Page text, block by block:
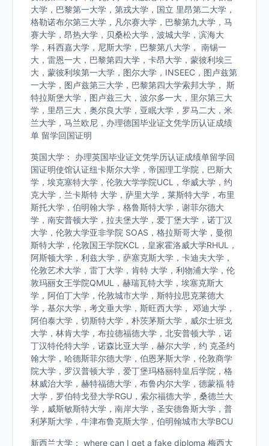
大学，巴黎第一大学，第戎大学，国立 里昂第二大学，
格勒诺布尔第三大学，凡尔赛大学，巴黎第九大学，马
赛大学，昂热大学，贝桑松大学，波城大学，滨海大
学，科西嘉大学，尼斯大学，巴黎第八大学， 南锡一
大，雷恩一大，巴黎第四大学，卡昂大学，蒙彼利埃三
大，蒙彼利埃第一大学，图尔大学，INSEEC，图卢兹第
一大学，图卢兹第三大学，巴黎第四大学索邦大学， 斯
特拉斯堡大学，图卢兹三大，波尔多一大，里尔第三大
学，里昂三大，奥尔良大学，亚眠大学，罗马二大，米
兰大学，马兰欧尼，办理德国毕业证文凭学历认证成绩
单 留学回国证明
英国大学： 办理英国毕业证文凭学历认证成绩单留学回
国证明使馆认证纽卡斯尔大学，帝国理工学院，巴斯大
学，埃克塞特大学，伦敦大学学院UCL，华威大学，约
克大学，兰卡斯特 大学，萨里大学，莱斯特大学，布里
斯托大学，伯明翰大学，格鲁斯特大学，谢菲尔德大
学，南安普顿大学，拉夫堡大学，爱丁堡大学，诺丁汉
大学，伦敦大学亚非学院 SOAS，格拉斯哥大学，曼彻
斯特大学，伦敦国王学院KCL，皇家霍洛威大学RHUL，
阿斯顿大学，利兹大学，萨塞克斯大学，卡迪夫大学，
伦敦艺术大学，雷丁大学，肯特 大学，利物浦大学，伦
敦玛丽女王学院QMUL，赫瑞瓦特大学，埃塞克斯大
学，阿伯丁大学，伦敦城市大学，斯特拉思克莱德大
学，基尔大学，考文垂大学，斯旺西大学， 邓迪大学，
阿伯泰大学，切斯特大学，朴茨茅斯大学，威尔士班戈
大学，林肯大学，布拉德福德大学，北安普顿大学，诺
丁汉特伦特大学，诺森比亚大学，赫尔大学，约 克圣约
翰大学，哈德斯菲尔德大学，伯恩茅斯大学，伦敦商学
院大学，罗汉普顿大学，爱丁堡玛格丽特皇后学院，格
林威治大学，赫特福德大学，布鲁内尔大学，德蒙福 特
大学，罗伯特戈登大学RGU，索尔福德大学，桑德兰大
学，威斯敏斯特大学，南岸大学，圣安德鲁斯大学，普
利茅斯大学，牛津布鲁克斯大学，伯明翰城市大学BCU
新西兰大学： where can I get a fake diploma 梅西大